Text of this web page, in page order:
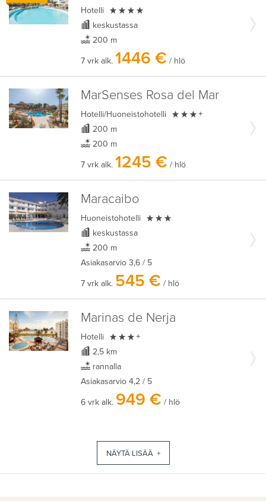
Hotelli 
keskustassa
200 m
7 vrk alk. 1446 € / hlö
MarSenses Rosa del Mar
Hotelli/Huoneistohotelli  +
200 m
200 m
7 vrk alk. 1245 € / hlö
Maracaibo
Huoneistohotelli 
keskustassa
200 m
Asiakasarvio 3,6 / 5
7 vrk alk. 545 € / hlö
Marinas de Nerja
Hotelli  +
2,5 km
rannalla
Asiakasarvio 4,2 / 5
6 vrk alk. 949 € / hlö
NÄYTÄ LISÄÄ +